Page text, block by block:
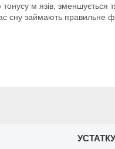
м язів, зменшується
сну займають правильне